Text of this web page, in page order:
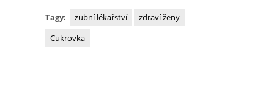
Tagy: zubní lékařství
zdraví ženy
Cukrovka